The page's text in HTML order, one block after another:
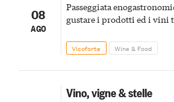
08
AGO
Passeggiata
gustare i prodotti ed i vini
Vicoforte Wine & Food
Vino, vigne & stelle